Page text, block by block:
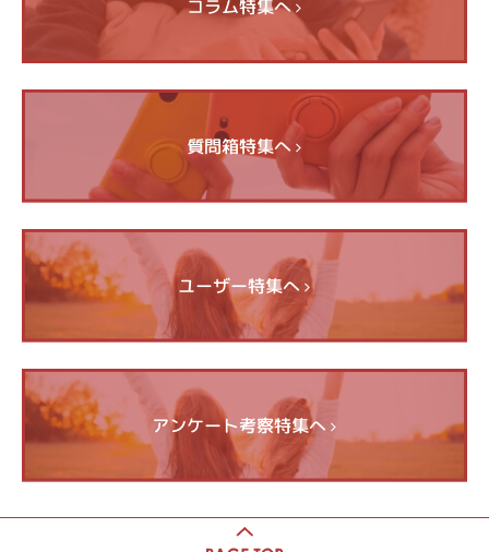
コラム特集へ
質問箱特集へ
ユーザー特集へ
アンケート考察特集へ